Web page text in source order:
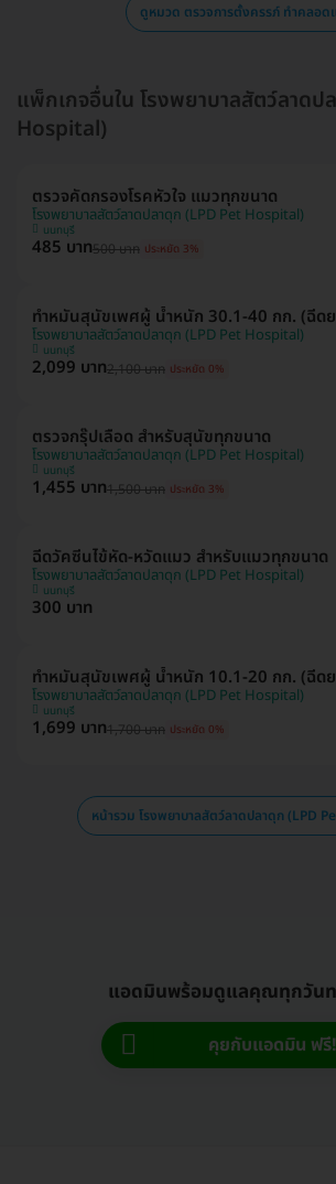
ดูหมวด ตรวจการตั้งครรภ์ ทำคลอด
แพ็กเกจอื่นใน โรงพยาบาลสัตว์ลาดป
Hospital)
ตรวจคัดกรองโรคหัวใจ แมวทุกขนาด
โรงพยาบาลสัตว์ลาดปลาดุก (LPD Pet Hospital)
นนทบุรี
485 บาท500 บาท ประหยัด 3%
ทำหมันสุนัขเพศผู้ น้ำหนัก 30.1-40 กก. (ฉีด
โรงพยาบาลสัตว์ลาดปลาดุก (LPD Pet Hospital)
นนทบุรี
2,099 บาท2,100 บาท ประหยัด 0%
ตรวจกรุ๊ปเลือด สำหรับสุนัขทุกขนาด
โรงพยาบาลสัตว์ลาดปลาดุก (LPD Pet Hospital)
นนทบุรี
1,455 บาท1,500 บาท ประหยัด 3%
ฉีดวัคซีนไข้หัด-หวัดแมว สำหรับแมวทุกขนาด
โรงพยาบาลสัตว์ลาดปลาดุก (LPD Pet Hospital)
นนทบุรี
300 บาท
ทำหมันสุนัขเพศผู้ น้ำหนัก 10.1-20 กก. (ฉีด
โรงพยาบาลสัตว์ลาดปลาดุก (LPD Pet Hospital)
นนทบุรี
1,699 บาท1,700 บาท ประหยัด 0%
หน้ารวม โรงพยาบาลสัตว์ลาดปลาดุก (LPD
แอดมินพร้อมดูแลคุณทุกวันท
คุยกับแอดมิน ฟรี!